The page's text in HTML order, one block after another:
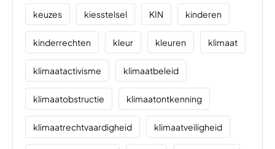
keuzes kiesstelsel KIN kinderen
kinderrechten kleur kleuren klimaat
klimaatactivisme klimaatbeleid
klimaatobstructie klimaatontkenning
klimaatrechtvaardigheid klimaatveiligheid